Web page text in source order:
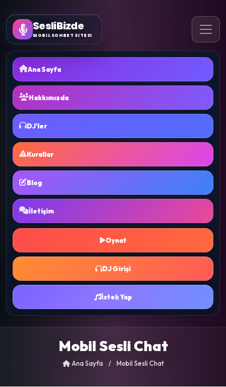
SesliBizde
MOBİL SOHBET SİTESİ
Ana Sayfa
Hakkımızda
DJ'ler
Kurallar
Blog
İletişim
Oynat
DJ Girişi
İstek Yap
Mobil Sesli Chat
Ana Sayfa / Mobil Sesli Chat